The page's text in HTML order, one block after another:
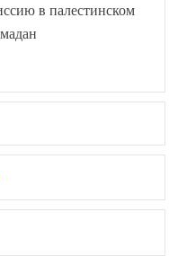
в палестинском